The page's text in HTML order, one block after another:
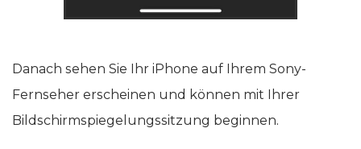
Danach sehen Sie Ihr iPhone auf Ihrem Sony-
Fernseher erscheinen und können mit Ihrer
Bildschirmspiegelungssitzung beginnen.